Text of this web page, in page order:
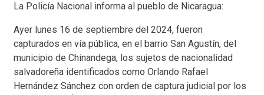
La Policía Nacional informa al pueblo de Nicaragua:
Ayer lunes 16 de septiembre del 2024, fueron
capturados en vía pública, en el barrio San Agustín, del
municipio de Chinandega, los sujetos de nacionalidad
salvadoreña identificados como Orlando Rafael
Hernández Sánchez con orden de captura judicial por los